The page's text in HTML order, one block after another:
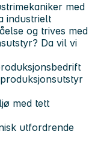
med
industrielt
og trives med
Da vil vi
med tett
utfordrende